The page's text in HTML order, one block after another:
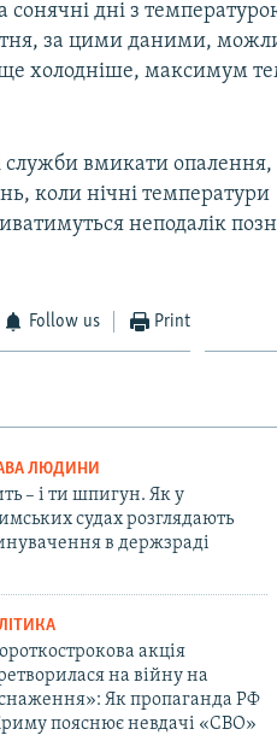
сонячні дні з
за цими даними,
ще холодніше, максимум
служби вмикати
коли нічні температури
неподалік
Follow us Print
ЛЮДИНИ
– і ти шпигун. Як у
судах розглядають
в держзраді
акція
на війну на
Як пропаганда РФ
пояснює невдачі «СВО»